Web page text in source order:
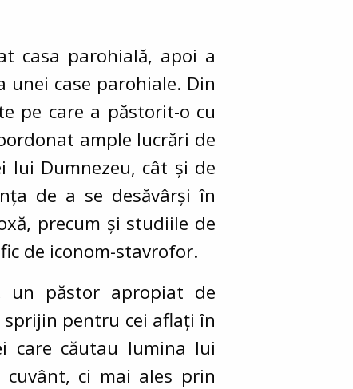
casa parohială, apoi a
case parohiale. Din
pe care a păstorit-o cu
ample lucrări de
lui Dumnezeu, cât și de
de a se desăvârși în
precum și studiile de
de iconom-stavrofor.
un păstor apropiat de
pentru cei aflați în
care căutau lumina lui
ci mai ales prin